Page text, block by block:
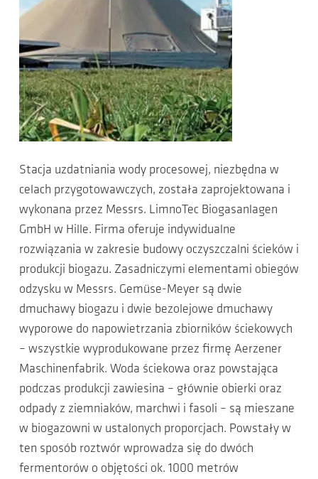
Stacja uzdatniania wody procesowej, niezbędna w
celach przygotowawczych, została zaprojektowana i
wykonana przez Messrs. LimnoTec Biogasanlagen
GmbH w Hille. Firma oferuje indywidualne
rozwiązania w zakresie budowy oczyszczalni ścieków i
produkcji biogazu. Zasadniczymi elementami obiegów
odzysku w Messrs. Gemüse-Meyer są dwie
dmuchawy biogazu i dwie bezolejowe dmuchawy
wyporowe do napowietrzania zbiorników ściekowych
– wszystkie wyprodukowane przez firmę Aerzener
Maschinenfabrik. Woda ściekowa oraz powstająca
podczas produkcji zawiesina – głównie obierki oraz
odpady z ziemniaków, marchwi i fasoli – są mieszane
w biogazowni w ustalonych proporcjach. Powstały w
ten sposób roztwór wprowadza się do dwóch
fermentorów o objętości ok. 1000 metrów